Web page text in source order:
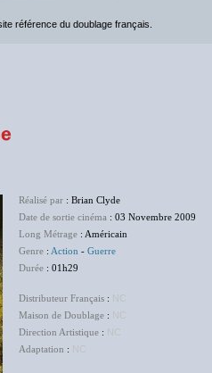
site référence du doublage français.
Réalisé par : Brian Clyde
Date de sortie cinéma : 03 Novembre 2009
Long Métrage : Américain
Genre : Action - Guerre
Durée : 01h29
Distributeur Français : NC
Maison de Doublage : NC
Direction Artistique : NC
Adaptation : NC